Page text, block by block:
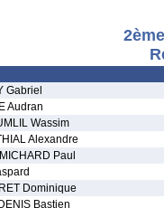
Gabriel
Audran
Wassim
Alexandre
Paul
Dominique
Bastien